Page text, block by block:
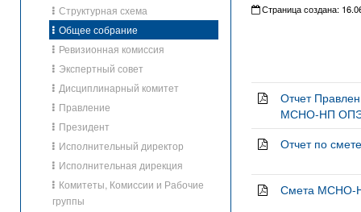
Страница создана:
Отчет
МСНО-НП
Отчет по
Смета МСНО-
Структурная схема
Общее собрание
Ревизионная комиссия
Экспертный совет
Дисциплинарный комитет
Правление
Президент
Исполнительный директор
Исполнительная дирекция
Комитеты, Комиссии и Рабочие
группы